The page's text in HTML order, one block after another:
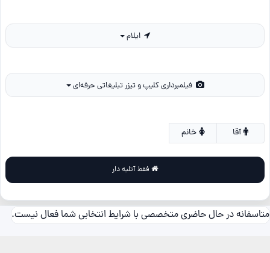
فیلمبرداری کلیپ و تیزر تبلیغاتی حرفه‌ای
خانم
متاسفانه در حال حاضری متخصصی با شرایط انتخابی شما فعال نیست.